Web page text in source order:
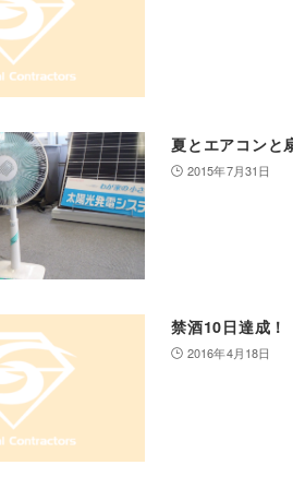
夏とエアコンと
2015年7月31日
禁酒10日達成！
2016年4月18日